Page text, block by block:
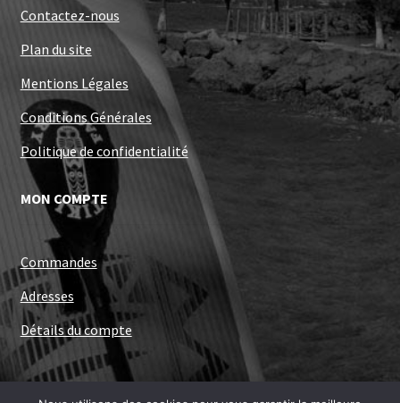
Contactez-nous
Plan du site
Mentions Légales
Conditions Générales
Politique de confidentialité
MON COMPTE
Commandes
Adresses
Détails du compte